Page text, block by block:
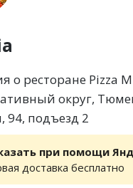
о ресторане Pizza
округ,
94, подъезд 2
при помощи
доставка бесплатно